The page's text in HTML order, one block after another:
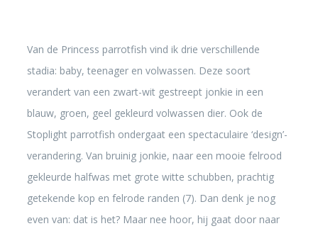
Van de Princess parrotfish vind ik drie verschillende
stadia: baby, teenager en volwassen. Deze soort
verandert van een zwart-wit gestreept jonkie in een
blauw, groen, geel gekleurd volwassen dier. Ook de
Stoplight parrotfish ondergaat een spectaculaire ‘design’-
verandering. Van bruinig jonkie, naar een mooie felrood
gekleurde halfwas met grote witte schubben, prachtig
getekende kop en felrode randen (7). Dan denk je nog
even van: dat is het? Maar nee hoor, hij gaat door naar